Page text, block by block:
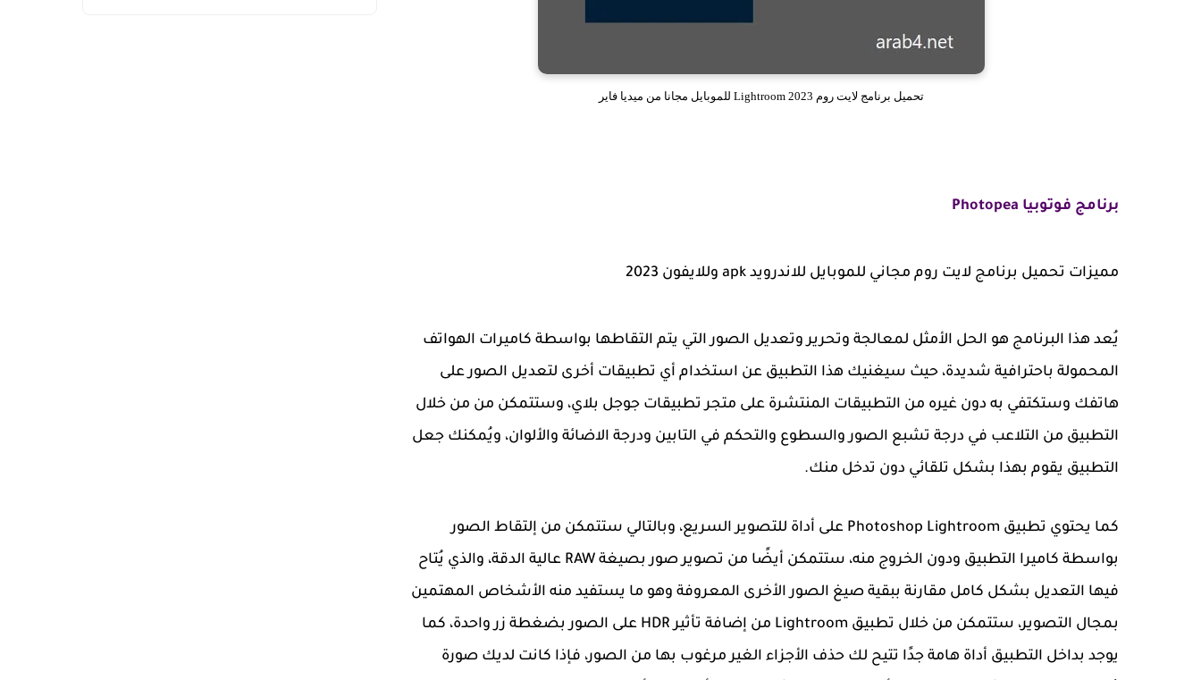
تحميل برنامج لايت روم 2023 Lightroom للموبايل مجانا من ميديا فاير
برنامج فوتوبيا Photopea
مميزات تحميل برنامج لايت روم مجاني للموبايل للاندرويد apk وللايفون 2023
يُعد هذا البرنامج هو الحل الأمثل لمعالجة وتحرير وتعديل الصور التي يتم التقاطها بواسطة كاميرات الهواتف
المحمولة باحترافية شديدة، حيث سيغنيك هذا التطبيق عن استخدام أي تطبيقات أخرى لتعديل الصور على
هاتفك وستكتفي به دون غيره من التطبيقات المنتشرة على متجر تطبيقات جوجل بلاي، وستتمكن من من خلال
التطبيق من التلاعب في درجة تشبع الصور والسطوع والتحكم في التابين ودرجة الاضائة والألوان، ويُمكنك جعل
التطبيق يقوم بهذا بشكل تلقائي دون تدخل منك.
كما يحتوي تطبيق Photoshop Lightroom على أداة للتصوير السريع، وبالتالي ستتمكن من إلتقاط الصور
بواسطة كاميرا التطبيق ودون الخروج منه، ستتمكن أيضًا من تصوير صور بصيغة RAW عالية الدقة، والذي يُتاح
فيها التعديل بشكل كامل مقارنة ببقية صيغ الصور الأخرى المعروفة وهو ما يستفيد منه الأشخاص المهتمين
بمجال التصوير، ستتمكن من خلال تطبيق Lightroom من إضافة تأثير HDR على الصور بضغطة زر واحدة، كما
يوجد بداخل التطبيق أداة هامة جدًا تتيح لك حذف الأجزاء الغير مرغوب بها من الصور، فإذا كانت لديك صورة